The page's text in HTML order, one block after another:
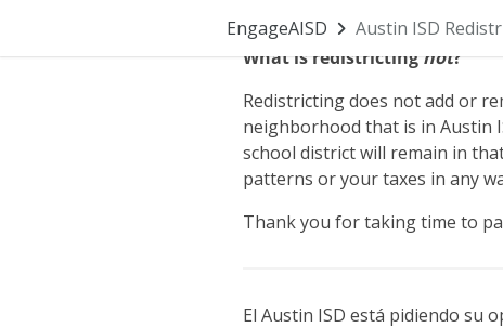
EngageAISD Austin ISD
What is redistrictingnot?
Redistricting does not add or
neighborhood that is in Austin
school district will remain in
patterns or your taxes in any
Thank you for taking time to
El Austin ISD está pidiendo su